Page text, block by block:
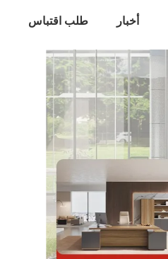
أخبار طلب اقتباس